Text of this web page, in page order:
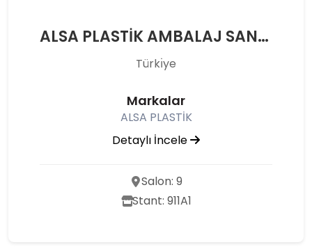
ALSA PLASTİK AMBALAJ SANAYİ VE TİCARET LİMİTED ŞİRKETİ
Türkı̇ye
Markalar
ALSA PLASTİK
Detaylı İncele
Salon: 9
Stant: 911A1